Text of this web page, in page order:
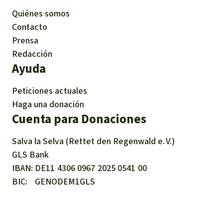
Quiénes somos
Contacto
Prensa
Redacción
Ayuda
Peticiones actuales
Haga una donación
Cuenta para Donaciones
Salva la Selva (Rettet den Regenwald e. V.)
GLS Bank
IBAN DE11 4306 0967 2025 0541 00
BIC
GENODEM1GLS